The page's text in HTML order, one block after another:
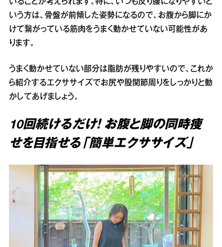
いることが考えられます。特に、いつも反り腰になりやすいと
いう方は、骨盤が前傾した姿勢になるので、お腹から脚にか
けて繋がっている筋肉をうまく動かせていない可能性があ
ります。
うまく動かせていない部分は脂肪が残りやすいので、これか
ら紹介するエクササイズでお尻や股関節周りをしっかりと動
かしてあげましょう。
10回続けるだけ！ お腹と脚の同時痩
せを目指せる「簡単エクササイズ」